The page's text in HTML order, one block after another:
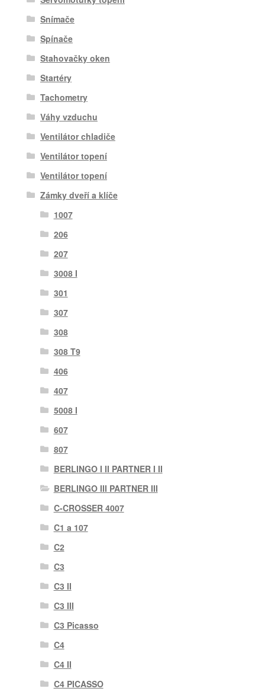
Snímače
Spínače
Stahovačky oken
Startéry
Tachometry
Váhy vzduchu
Ventilátor chladiče
Ventilátor topení
Ventilátor topení
Zámky dveří a klíče
1007
206
207
3008 I
301
307
308
308 T9
406
407
5008 I
607
807
BERLINGO I II PARTNER I II
BERLINGO III PARTNER III
C-CROSSER 4007
C1 a 107
C2
C3
C3 II
C3 III
C3 Picasso
C4
C4 II
C4 PICASSO